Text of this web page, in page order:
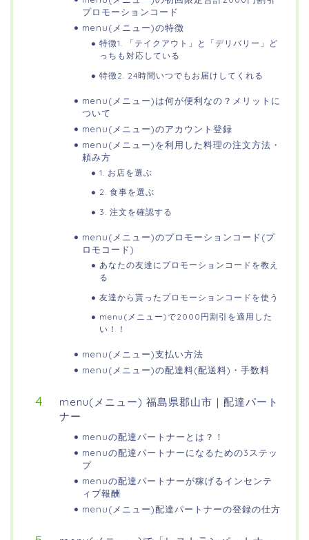
プロモーションコード
menu(メニュー)の特徴
特徴1. 「テイクアウト」と「デリバリー」ど
っちも対応している
特徴2. 24時間いつでもお届けしてくれる
menu(メニュー)は何が便利なの？メリットに
ついて
menu(メニュー)のアカウント登録
menu(メニュー)を利用した料理の注文方法・
頼み方
1. お店を選ぶ
2. 食事を選ぶ
3. 注文を確認する
menu(メニュー)のプロモーションコード(プ
ロモコード)
あなたの友達にプロモーションコードを教え
る
友達から貰ったプロモーションコードを使う
menu(メニュー)で2000円割引を適用した
い！！
menu(メニュー)支払い方法
menu(メニュー)の配達料(配送料)・手数料
menu(メニュー) 福島県郡山市｜配達パート
ナー
menuの配達パートナーとは？！
menuの配達パートナーになるための3ステッ
プ
menuの配達パートナーが稼げるインセンテ
ィブ報酬
menu(メニュー)配達パートナーの登録の仕方